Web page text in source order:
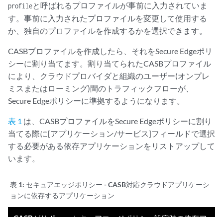
profileと呼ばれるプロファイルが事前に入力されていま
す。事前に入力されたプロファイルを変更して使用する
か、独自のプロファイルを作成するかを選択できます。
CASBプロファイルを作成したら、それをSecure Edgeポリ
シーに割り当てます。割り当てられたCASBプロファイル
により、クラウドプロバイダと組織のユーザー(オンプレ
ミスまたはローミング)間のトラフィックフローが、
Secure Edgeポリシーに準拠するようになります。
表 1 は、CASBプロファイルをSecure Edgeポリシーに割り
当てる際に[アプリケーション/サービス]フィールドで選択
する必要がある依存アプリケーションをリストアップして
います。
表 1: セキュアエッジポリシー - CASB対応クラウドアプリケーシ
ョンに依存するアプリケーション